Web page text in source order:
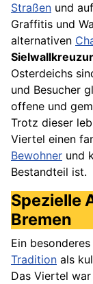
Straßen und
Graffitis und
alternativen
Osterdeichs
und Besucher
offene und
Trotz dieser
Viertel einen
Bewohner und
Bestandteil ist.
Spezielle
Bremen
Ein
Tradition als
Das Viertel